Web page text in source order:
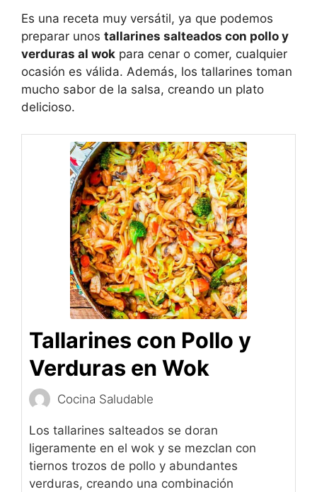
Es una receta muy versátil, ya que podemos
preparar unos tallarines salteados con pollo y
verduras al wok para cenar o comer, cualquier
ocasión es válida. Además, los tallarines toman
mucho sabor de la salsa, creando un plato
delicioso.
Tallarines con Pollo y
Verduras en Wok
Cocina Saludable
Los tallarines salteados se doran
ligeramente en el wok y se mezclan con
tiernos trozos de pollo y abundantes
verduras, creando una combinación